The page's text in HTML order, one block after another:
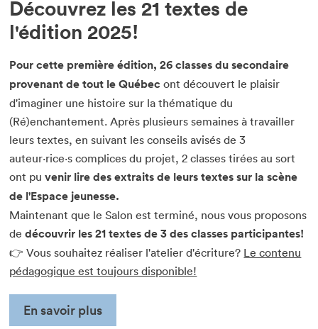
Découvrez les 21 textes de
l'édition 2025!
Pour cette première édition, 26 classes du secondaire
provenant de tout le Québec ont découvert le plaisir
d'imaginer une histoire sur la thématique du
(Ré)enchantement. Après plusieurs semaines à travailler
leurs textes, en suivant les conseils avisés de 3
auteur·rice·s complices du projet, 2 classes tirées au sort
ont puvenir lire des extraits de leurs textes sur la scène
de l'Espace jeunesse.
Maintenant que le Salon est terminé, nous vous proposons
dedécouvrir les 21 textes de 3 des classes participantes!
👉 Vous souhaitez réaliser l'atelier d'écriture? Le contenu
pédagogique est toujours disponible!
En savoir plus